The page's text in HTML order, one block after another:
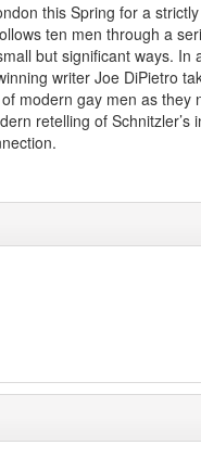
this Spring for a
ten men through a
but significant ways. In
writer Joe DiPietro
modern gay men as
retelling of